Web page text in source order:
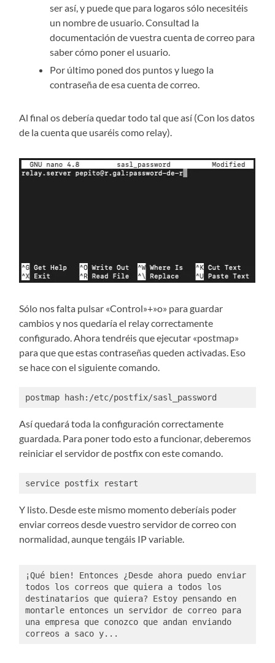
ser así, y puede que para logaros sólo necesitéis
un nombre de usuario. Consultad la
documentación de vuestra cuenta de correo para
saber cómo poner el usuario.
Por último poned dos puntos y luego la
contraseña de esa cuenta de correo.
Al final os debería quedar todo tal que así (Con los datos
de la cuenta que usaréis como relay).
Sólo nos falta pulsar «Control»+»o» para guardar
cambios y nos quedaría el relay correctamente
configurado. Ahora tendréis que ejecutar «postmap»
para que que estas contraseñas queden activadas. Eso
se hace con el siguiente comando.
postmap hash:/etc/postfix/sasl_password
Así quedará toda la configuración correctamente
guardada. Para poner todo esto a funcionar, deberemos
reiniciar el servidor de postfix con este comando.
service postfix restart
Y listo. Desde este mismo momento deberíais poder
enviar correos desde vuestro servidor de correo con
normalidad, aunque tengáis IP variable.
¡Qué bien! Entonces ¿Desde ahora puedo enviar
todos los correos que quiera a todos los
destinatarios que quiera? Estoy pensando en
montarle entonces un servidor de correo para
una empresa que conozco que andan enviando
correos a saco y...